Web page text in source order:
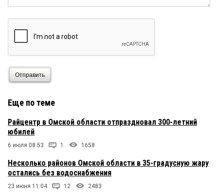
Отправить
Еще по теме
Райцентр в Омской области отпраздновал 300-летний
юбилей
6 июля 08:53 1 1658
Несколько районов Омской области в 35-градусную жару
остались без водоснабжения
23 июня 11:04 12 2483